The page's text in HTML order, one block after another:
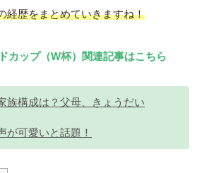
経歴をまとめていきますね！
カップ（W杯）関連記事はこちら
族構成は？父母、きょうだい
が可愛いと話題！